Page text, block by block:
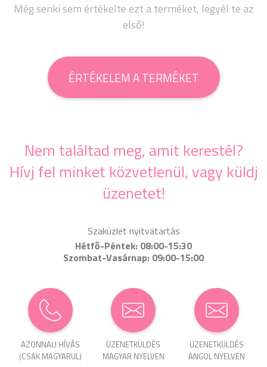
Még senki sem értékelte ezt a terméket, legyél te az
első!
ÉRTÉKELEM A TERMÉKET
Nem találtad meg, amit kerestél?
Hívj fel minket közvetlenül, vagy küldj
üzenetet!
Szaküzlet nyitvatartás
Hétfő-Péntek: 08:00-15:30
Szombat-Vasárnap: 09:00-15:00
AZONNALI HÍVÁS
(CSAK MAGYARUL)
ÜZENET­KÜLDÉS
MAGYAR NYELVEN
ÜZENET­KÜLDÉS
ANGOL NYELVEN